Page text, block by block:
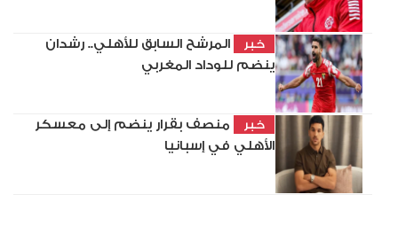
خبر
المرشح السابق للأهلي.. رشدان
ينضم للوداد المغربي
خبر
منصف بقرار ينضم إلى معسكر
الأهلي في إسبانيا